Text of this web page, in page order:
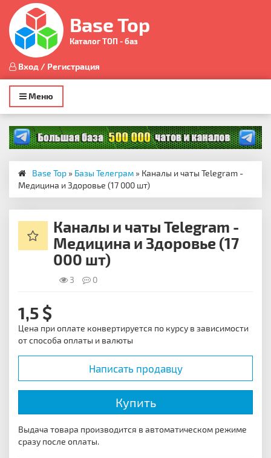
Base Top
Каталог ТОП - баз
Вход / Регистрация
Toggle
navigation
Меню
Base Top » Базы Телеграм » Каналы и чаты Telegram -
Медицина и Здоровье (17 000 шт)
Каналы и чаты Telegram -
Медицина и Здоровье (17
000 шт)
3 0
1,5
Цена при оплате конвертируется по курсу в зависимости
от способа оплаты и валюты
Написать продавцу
Купить
Выдача товара производится в автоматическом режиме
сразу после оплаты.